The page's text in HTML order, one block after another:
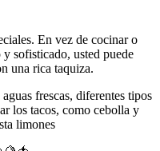
En vez de cocinar o
sofisticado, usted puede
una rica taquiza.
frescas, diferentes tipos
los tacos, como cebolla y
limones